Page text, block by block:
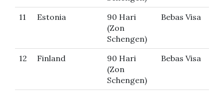
11
Estonia
90 Hari
(Zon
Schengen)
Bebas Visa
12 Finland
90 Hari
(Zon
Schengen)
Bebas Visa